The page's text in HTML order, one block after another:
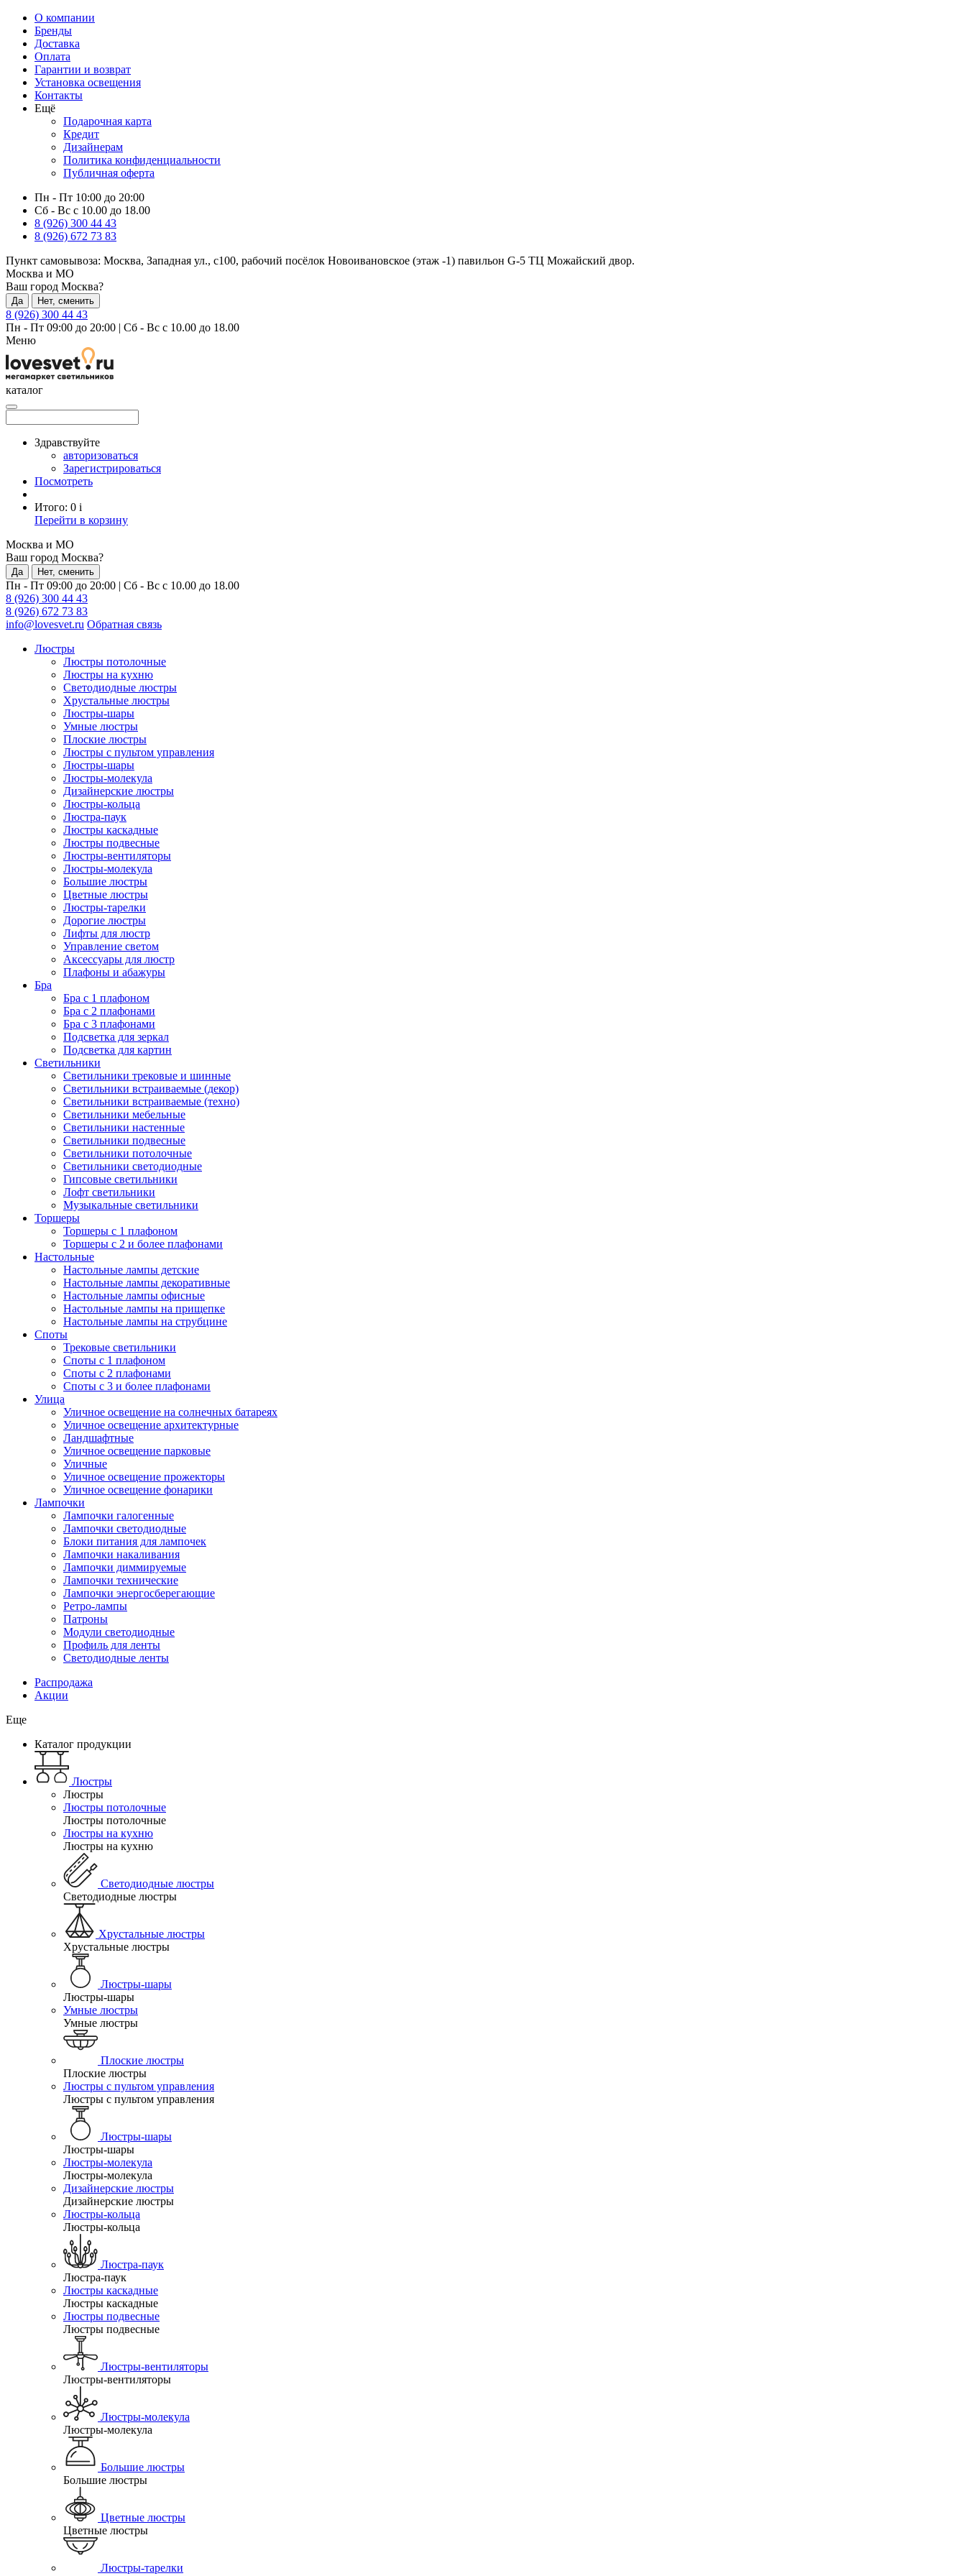
О компании
Бренды
Доставка
Оплата
Гарантии и возврат
Установка освещения
Контакты
Ещё
Подарочная карта
Кредит
Дизайнерам
Политика конфиденциальности
Публичная оферта
Пн - Пт 10:00 до 20:00
Сб - Вс с 10.00 до 18.00
8 (926) 300 44 43
8 (926) 672 73 83
Пункт самовывоза: Москва, Западная ул., с100, рабочий посёлок Новоивановское (этаж -1) павильон G-5 ТЦ Можайский двор.
Москва и МО
Ваш город Москва?
Да Нет, сменить
8 (926) 300 44 43
Пн - Пт 09:00 до 20:00 | Сб - Вс с 10.00 до 18.00
Меню
каталог
Здравствуйте
авторизоваться
Зарегистрироваться
Посмотреть
Итого: 0 i
Перейти в корзину
Москва и МО
Ваш город Москва?
Да Нет, сменить
Пн - Пт 09:00 до 20:00 | Сб - Вс с 10.00 до 18.00
8 (926) 300 44 43
8 (926) 672 73 83
info@lovesvet.ru Обратная связь
Люстры
Люстры потолочные
Люстры на кухню
Светодиодные люстры
Хрустальные люстры
Люстры-шары
Умные люстры
Плоские люстры
Люстры с пультом управления
Люстры-шары
Люстры-молекула
Дизайнерские люстры
Люстры-кольца
Люстра-паук
Люстры каскадные
Люстры подвесные
Люстры-вентиляторы
Люстры-молекула
Большие люстры
Цветные люстры
Люстры-тарелки
Дорогие люстры
Лифты для люстр
Управление светом
Аксессуары для люстр
Плафоны и абажуры
Бра
Бра с 1 плафоном
Бра с 2 плафонами
Бра с 3 плафонами
Подсветка для зеркал
Подсветка для картин
Светильники
Светильники трековые и шинные
Светильники встраиваемые (декор)
Светильники встраиваемые (техно)
Светильники мебельные
Светильники настенные
Светильники подвесные
Светильники потолочные
Светильники светодиодные
Гипсовые светильники
Лофт светильники
Музыкальные светильники
Торшеры
Торшеры с 1 плафоном
Торшеры с 2 и более плафонами
Настольные
Настольные лампы детские
Настольные лампы декоративные
Настольные лампы офисные
Настольные лампы на прищепке
Настольные лампы на струбцине
Споты
Трековые светильники
Споты с 1 плафоном
Споты с 2 плафонами
Споты с 3 и более плафонами
Улица
Уличное освещение на солнечных батареях
Уличное освещение архитектурные
Ландшафтные
Уличное освещение парковые
Уличные
Уличное освещение прожекторы
Уличное освещение фонарики
Лампочки
Лампочки галогенные
Лампочки светодиодные
Блоки питания для лампочек
Лампочки накаливания
Лампочки диммируемые
Лампочки технические
Лампочки энергосберегающие
Ретро-лампы
Патроны
Модули светодиодные
Профиль для ленты
Светодиодные ленты
Распродажа
Акции
Еще
Каталог продукции
Люстры
Люстры
Люстры потолочные
Люстры потолочные
Люстры на кухню
Люстры на кухню
Светодиодные люстры
Светодиодные люстры
Хрустальные люстры
Хрустальные люстры
Люстры-шары
Люстры-шары
Умные люстры
Умные люстры
Плоские люстры
Плоские люстры
Люстры с пультом управления
Люстры с пультом управления
Люстры-шары
Люстры-шары
Люстры-молекула
Люстры-молекула
Дизайнерские люстры
Дизайнерские люстры
Люстры-кольца
Люстры-кольца
Люстра-паук
Люстра-паук
Люстры каскадные
Люстры каскадные
Люстры подвесные
Люстры подвесные
Люстры-вентиляторы
Люстры-вентиляторы
Люстры-молекула
Люстры-молекула
Большие люстры
Большие люстры
Цветные люстры
Цветные люстры
Люстры-тарелки